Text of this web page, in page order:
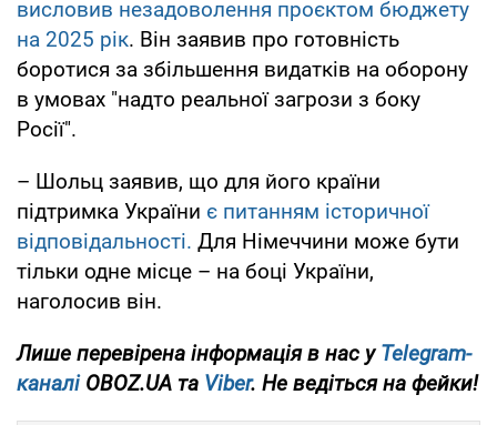
висловив незадоволення проєктом бюджету
на 2025 рік. Він заявив про готовність
боротися за збільшення видатків на оборону
в умовах "надто реальної загрози з боку
Росії".
– Шольц заявив, що для його країни
підтримка України є питанням історичної
відповідальності. Для Німеччини може бути
тільки одне місце – на боці України,
наголосив він.
Лише перевірена інформація в нас уTelegram-
каналіOBOZ.UA та Viber. Не ведіться на фейки!